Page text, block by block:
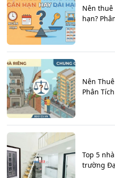
Nên
hạn?
Nên
Phân
Top 5
trường